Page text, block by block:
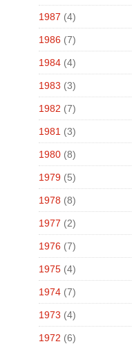
1987 (4)
1986 (7)
1984 (4)
1983 (3)
1982 (7)
1981 (3)
1980 (8)
1979 (5)
1978 (8)
1977 (2)
1976 (7)
1975 (4)
1974 (7)
1973 (4)
1972 (6)